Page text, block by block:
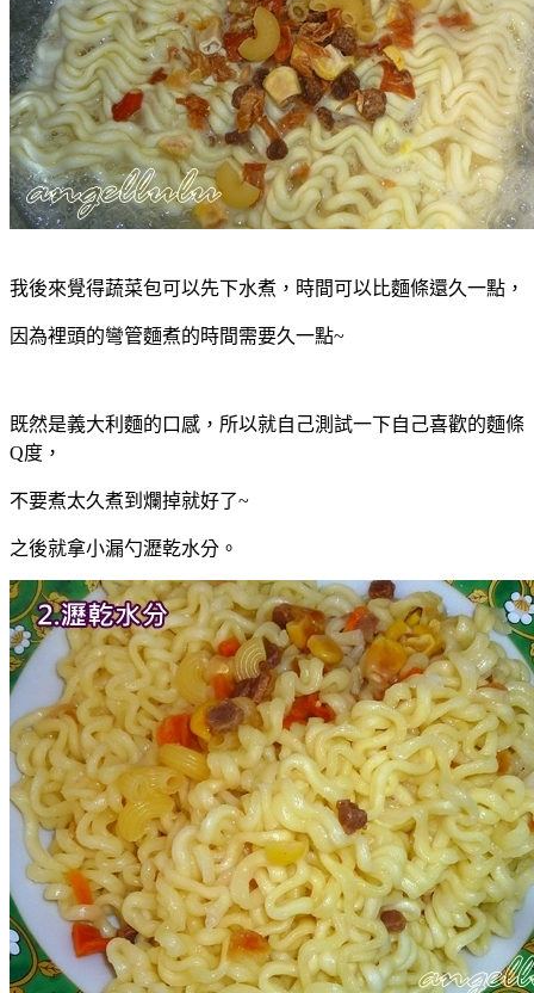
我後來覺得蔬菜包可以先下水煮，時間可以比麵條還久一點，
因為裡頭的彎管麵煮的時間需要久一點~
既然是義大利麵的口感，所以就自己測試一下自己喜歡的麵條
Q度，
不要煮太久煮到爛掉就好了~
之後就拿小漏勺瀝乾水分。